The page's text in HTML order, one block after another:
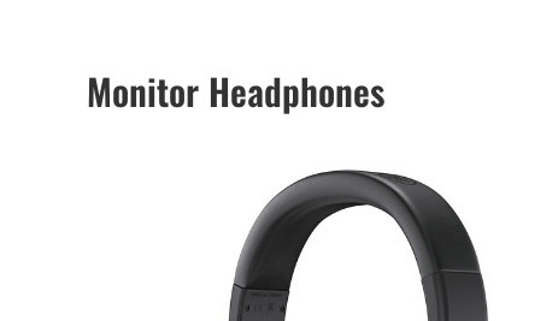
Monitor Headphones